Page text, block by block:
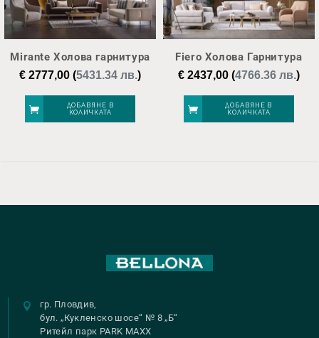
Mirante Холова гарнитура
€ 2777,00 (5431.34 лв.)
ДОБАВЯНЕ В
КОЛИЧКАТА
Fiero Холова Гарнитура
€2437,00(4766.36 лв.)
ДОБАВЯНЕ В
КОЛИЧКАТА
гр. Пловдив,
бул. „Кукленско шосе“ № 8 „Б“
Ритейл парк PARK MAXX